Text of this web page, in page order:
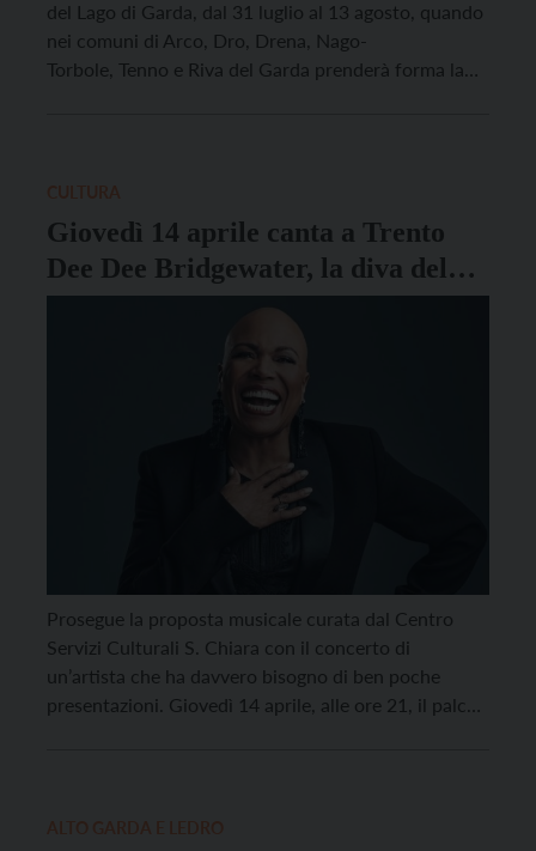
del Lago di Garda, dal 31 luglio al 13 agosto, quando
nei comuni di Arco, Dro, Drena, Nago-
Torbole, Tenno e Riva del Garda prenderà forma la
Giovedì 14 aprile canta a Trento
Dee Dee Bridgewater, la diva del
jazz
Prosegue la proposta musicale curata dal Centro
Servizi Culturali S. Chiara con il concerto di
un’artista che ha davvero bisogno di ben poche
presentazioni. Giovedì 14 aprile, alle ore 21, il palco